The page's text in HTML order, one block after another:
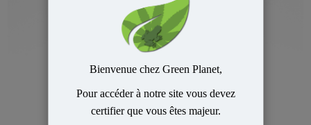
Bienvenue chez Green Planet,
Pour accéder à notre site vous devez
certifier que vous êtes majeur.